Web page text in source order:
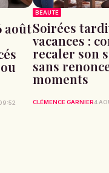
août
BEAUTÉ
Soirées
vacances :
recaler son
sans
moments
CLÉMENCE GARNIER4